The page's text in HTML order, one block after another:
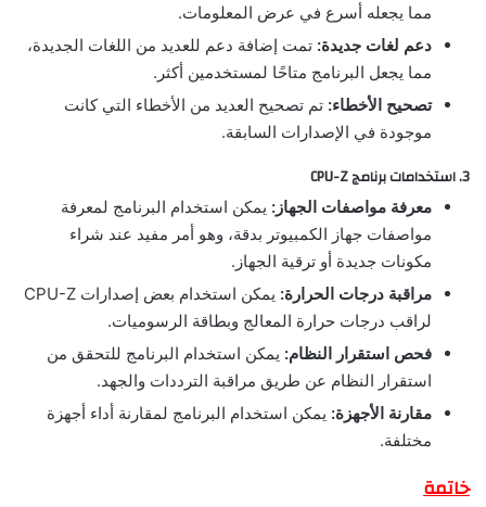
مما يجعله أسرع في عرض المعلومات.
دعم لغات جديدة: تمت إضافة دعم للعديد من اللغات الجديدة،
مما يجعل البرنامج متاحًا لمستخدمين أكثر.
تصحيح الأخطاء: تم تصحيح العديد من الأخطاء التي كانت
موجودة في الإصدارات السابقة.
3. استخدامات برنامج CPU-Z
معرفة مواصفات الجهاز: يمكن استخدام البرنامج لمعرفة
مواصفات جهاز الكمبيوتر بدقة، وهو أمر مفيد عند شراء
مكونات جديدة أو ترقية الجهاز.
مراقبة درجات الحرارة:
يمكن استخدام بعض إصدارات CPU-Z
لراقب درجات حرارة المعالج وبطاقة الرسوميات.
فحص استقرار النظام: يمكن استخدام البرنامج للتحقق من
استقرار النظام عن طريق مراقبة الترددات والجهد.
مقارنة الأجهزة: يمكن استخدام البرنامج لمقارنة أداء أجهزة
مختلفة.
خاتمة